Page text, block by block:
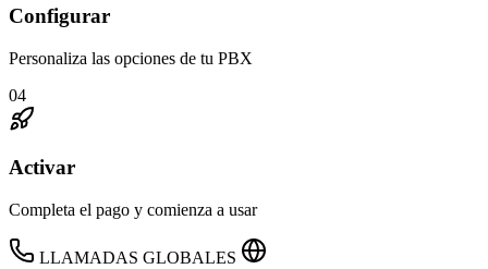
Configurar
Personaliza las opciones de tu PBX
04
Activar
Completa el pago y comienza a usar
LLAMADAS GLOBALES